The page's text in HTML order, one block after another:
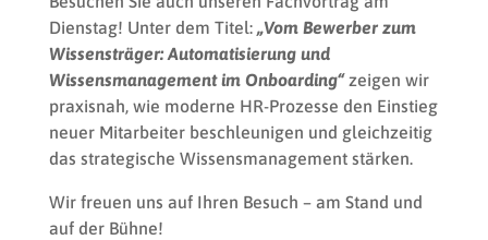
Dienstag! Unter dem Titel:„Vom Bewerber zum
Wissensträger: Automatisierung und
Wissensmanagement im Onboarding“zeigen wir
praxisnah, wie moderne HR-Prozesse den Einstieg
neuer Mitarbeiter beschleunigen und gleichzeitig
das strategische Wissensmanagement stärken.
Wir freuen uns auf Ihren Besuch – am Stand und
auf der Bühne!